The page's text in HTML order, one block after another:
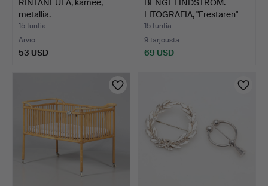
RINTANEULA, kamee,
metallia.
15 tuntia
Arvio
53 USD
BENGT LINDSTRÖM.
LITOGRAFIA, "Frestaren"
s…
15 tuntia
9 tarjousta
69 USD